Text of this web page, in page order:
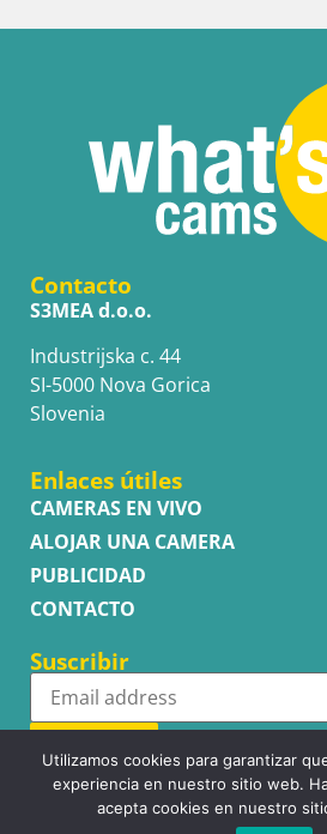
Contacto
S3MEA d.o.o.
Industrijska c. 44
SI-5000 Nova Gorica
Slovenia
Enlaces útiles
CAMERAS EN VIVO
ALOJAR UNA CAMERA
PUBLICIDAD
CONTACTO
Suscribir
Subscribe
Utilizamos cookies para garantizar
experiencia en nuestro sitio web.
acepta cookies en nuestro